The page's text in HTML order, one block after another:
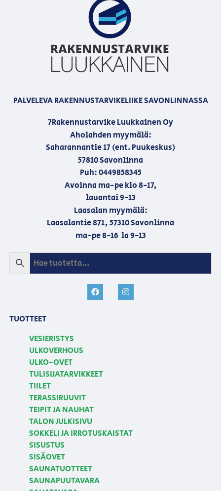
PALVELEVA RAKENNUSTARVIKELIIKE SAVONLINNASSA
7Rakennustarvike Luukkainen Oy
Aholahden myymälä:
Saharannantie 17 (ent. Puukeskus)
57810 Savonlinna
Puh: 0449858345
Avoinna ma-pe klo 8-17,
lauantai 9-13
Laasalan myymälä:
Laasalantie 871, 57310 Savonlinna
ma-pe 8-16 la 9-13
TUOTTEET
VESIERISTYS
ULKOVERHOUS
ULKO-OVET
TULISIJATARVIKKEET
TIILET
TERASSIRUUVIT
TEIPIT JA NAUHAT
TALON JULKISIVU
SOKKELI JA IRROTUSKAISTAT
SISUSTUS
SISÄOVET
SAUNATUOTTEET
SAUNAPUUTAVARA